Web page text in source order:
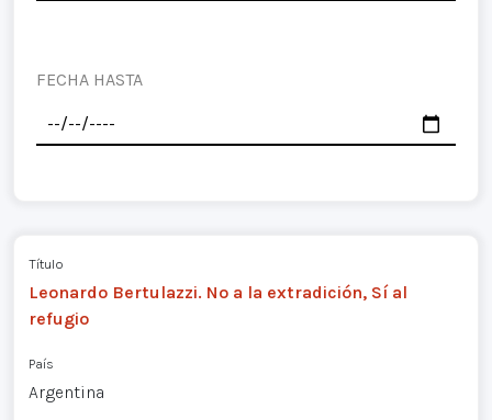
FECHA HASTA
Título
Leonardo Bertulazzi. No a la extradición, Sí al
refugio
País
Argentina